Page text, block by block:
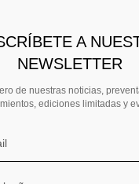
A
NEWSLETTER
de nuestras noticias,
ediciones limitadas y